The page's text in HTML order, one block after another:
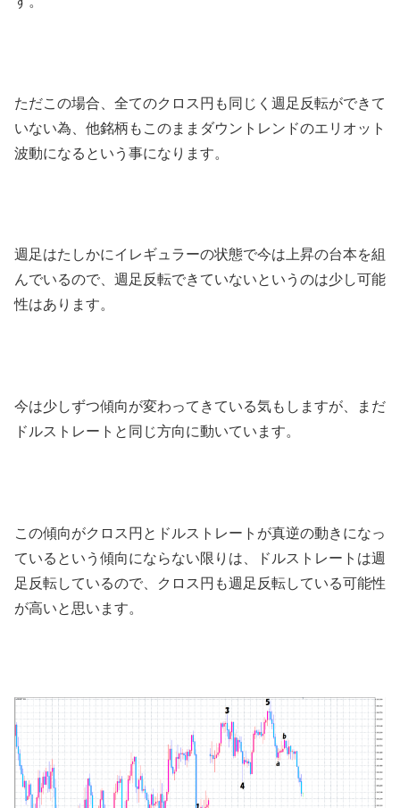
ただこの場合、全てのクロス円も同じく週足反転ができて
いない為、他銘柄もこのままダウントレンドのエリオット
波動になるという事になります。
週足はたしかにイレギュラーの状態で今は上昇の台本を組
んでいるので、週足反転できていないというのは少し可能
性はあります。
今は少しずつ傾向が変わってきている気もしますが、まだ
ドルストレートと同じ方向に動いています。
この傾向がクロス円とドルストレートが真逆の動きになっ
ているという傾向にならない限りは、ドルストレートは週
足反転しているので、クロス円も週足反転している可能性
が高いと思います。